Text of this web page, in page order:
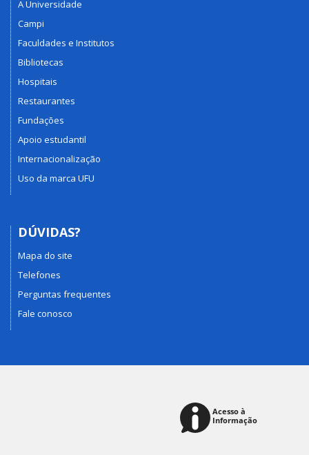
A Universidade
Campi
Faculdades e Institutos
Bibliotecas
Hospitais
Restaurantes
Fundações
Apoio estudantil
Internacionalização
Uso da marca UFU
DÚVIDAS?
Mapa do site
Telefones
Perguntas frequentes
Fale conosco